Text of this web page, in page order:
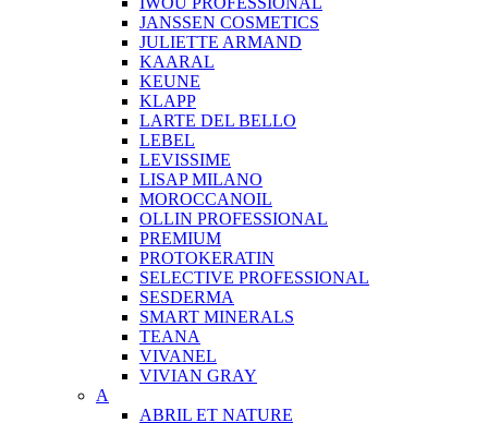
JANSSEN COSMETICS
JULIETTE ARMAND
KAARAL
KEUNE
KLAPP
LARTE DEL BELLO
LEBEL
LEVISSIME
LISAP MILANO
MOROCCANOIL
OLLIN PROFESSIONAL
PREMIUM
PROTOKERATIN
SELECTIVE PROFESSIONAL
SESDERMA
SMART MINERALS
TEANA
VIVANEL
VIVIAN GRAY
A
ABRIL ET NATURE